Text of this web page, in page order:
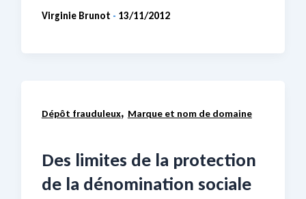
Virginie Brunot - 13/11/2012
Dépôt frauduleux, Marque et nom de domaine
Des limites de la protection
de la dénomination sociale